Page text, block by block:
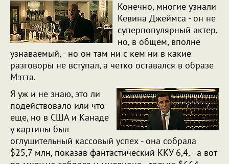
Конечно, многие узнали
Кевина Джеймса - он не
суперпопулярный актер,
но, в общем, вполне
узнаваемый, - но он там ни с кем ни в какие
разговоры не вступал, а четко оставался в образе
Мэтта.
Я уж и не знаю, это ли
подействовало или что
еще, но в США и Канаде
у картины был
оглушительный кассовый успех - она собрала
$25,7 млн, показав фантастический ККУ 6,4, - а вот